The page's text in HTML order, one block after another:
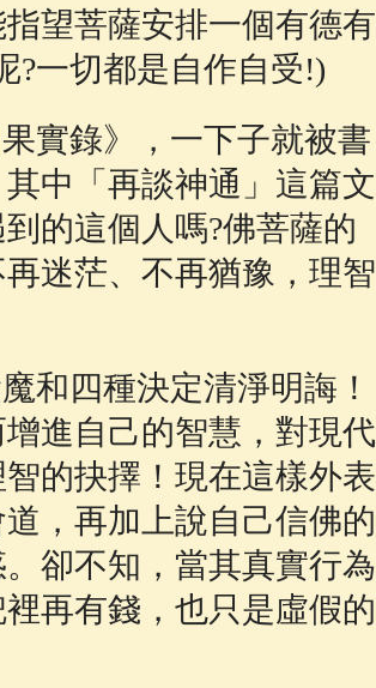
望菩薩安排一個有德有
?一切都是自作自受!)
實錄》，一下子就被書
中「再談神通」這篇文
的這個人嗎?佛菩薩的
迷茫、不再猶豫，理智
和四種決定清淨明誨！
進自己的智慧，對現代
的抉擇！現在這樣外表
，再加上說自己信佛的
卻不知，當其真實行為
再有錢，也只是虛假的